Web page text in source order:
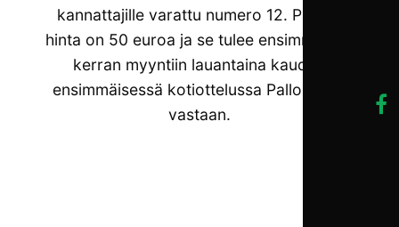
kannattajille varattu numero 12. Paidan
hinta on 50 euroa ja se tulee ensimmäisen
kerran myyntiin lauantaina kauden
ensimmäisessä kotiottelussa Pallo-Iiroja
vastaan.